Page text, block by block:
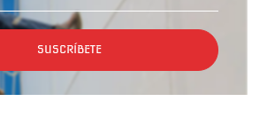
SUSCRÍBETE